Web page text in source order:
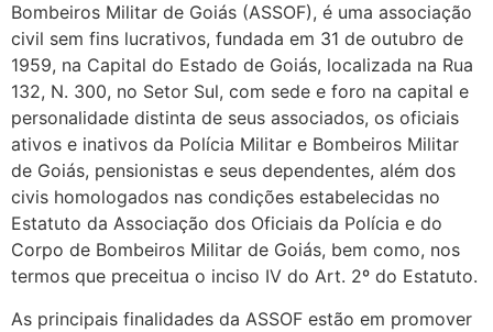
Bombeiros Militar de Goiás (ASSOF), é uma associação
civil sem fins lucrativos, fundada em 31 de outubro de
1959, na Capital do Estado de Goiás, localizada na Rua
132, N. 300, no Setor Sul, com sede e foro na capital e
personalidade distinta de seus associados, os oficiais
ativos e inativos da Polícia Militar e Bombeiros Militar
de Goiás, pensionistas e seus dependentes, além dos
civis homologados nas condições estabelecidas no
Estatuto da Associação dos Oficiais da Polícia e do
Corpo de Bombeiros Militar de Goiás, bem como, nos
termos que preceitua o inciso IV do Art. 2º do Estatuto.
As principais finalidades da ASSOF estão em promover